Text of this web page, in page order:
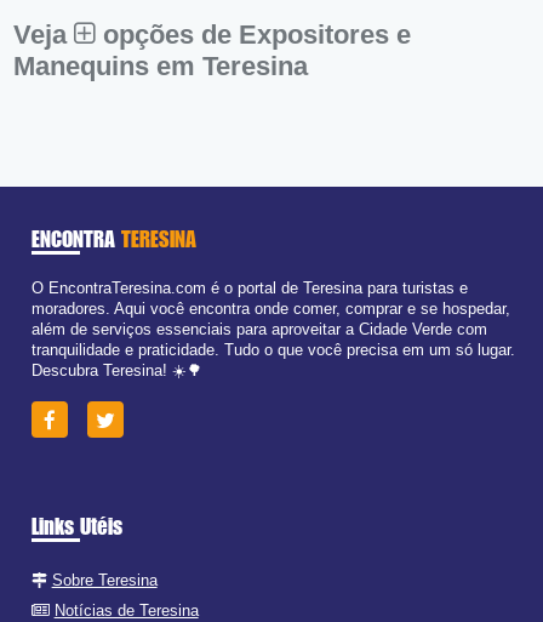
Veja
opções de Expositores e
Manequins em Teresina
ENCONTRA TERESINA
O EncontraTeresina.com é o portal de Teresina para turistas e
moradores. Aqui você encontra onde comer, comprar e se hospedar,
além de serviços essenciais para aproveitar a Cidade Verde com
tranquilidade e praticidade. Tudo o que você precisa em um só lugar.
Descubra Teresina! ☀️🌳
Links Utéis
Sobre Teresina
Notícias de Teresina